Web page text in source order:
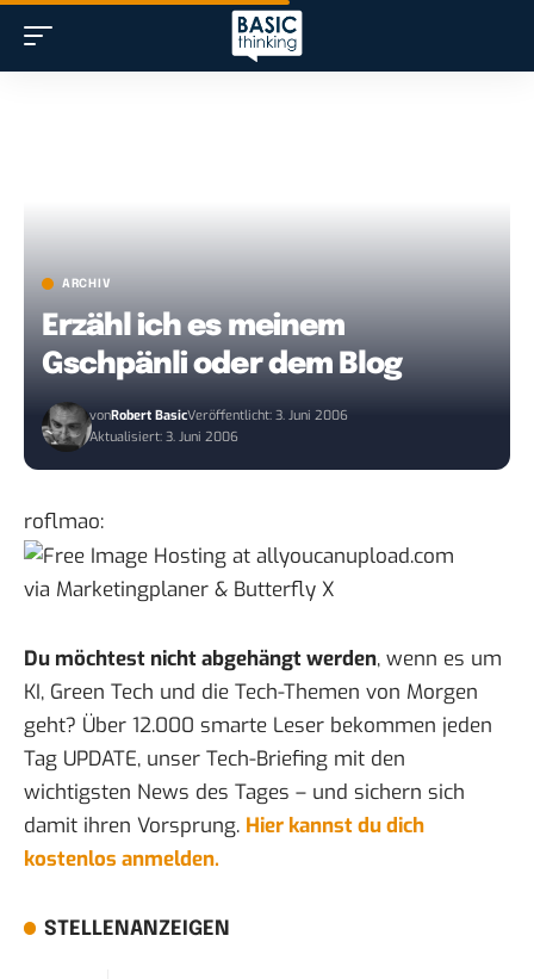
ARCHIV
Erzähl ich es meinem
Gschpänli oder dem Blog
vonRobert BasicVeröffentlicht: 3. Juni 2006
Aktualisiert: 3. Juni 2006
roflmao:
via Marketingplaner & Butterfly X
Du möchtest nicht abgehängt werden, wenn es um
KI, Green Tech und die Tech-Themen von Morgen
geht? Über 12.000 smarte Leser bekommen jeden
Tag UPDATE, unser Tech-Briefing mit den
wichtigsten News des Tages – und sichern sich
damit ihren Vorsprung. Hier kannst du dich
kostenlos anmelden.
STELLENANZEIGEN